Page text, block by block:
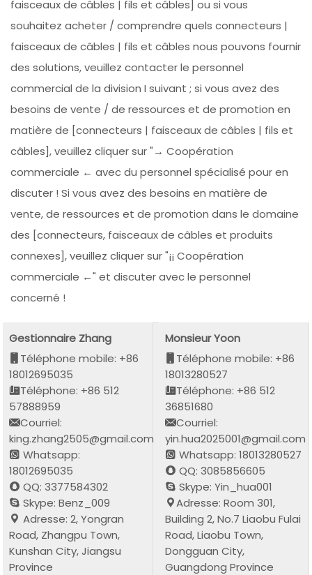
faisceaux de câbles | fils et câbles] ou si vous
souhaitez acheter / comprendre quels connecteurs |
faisceaux de câbles | fils et câbles nous pouvons fournir
des solutions, veuillez contacter le personnel
commercial de la division I suivant ; si vous avez des
besoins de vente / de ressources et de promotion en
matière de [connecteurs | faisceaux de câbles | fils et
câbles], veuillez cliquer sur "→ Coopération
commerciale ← avec du personnel spécialisé pour en
discuter ! Si vous avez des besoins en matière de
vente, de ressources et de promotion dans le domaine
des [connecteurs, faisceaux de câbles et produits
connexes], veuillez cliquer sur "¡¡ Coopération
commerciale ←" et discuter avec le personnel
concerné !
Gestionnaire Zhang
Téléphone mobile: +86
18012695035
Téléphone: +86 512
57888959
Courriel:
king.zhang2505@gmail.com
Whatsapp:
18012695035
QQ: 3377584302
Skype: Benz_009
Adresse: 2, Yongran
Road, Zhangpu Town,
Kunshan City, Jiangsu
Province
Monsieur Yoon
Téléphone mobile: +86
18013280527
Téléphone: +86 512
36851680
Courriel:
yin.hua2025001@gmail.com
Whatsapp: 18013280527
QQ: 3085856605
Skype: Yin_hua001
Adresse: Room 301,
Building 2, No.7 Liaobu Fulai
Road, Liaobu Town,
Dongguan City,
Guangdong Province